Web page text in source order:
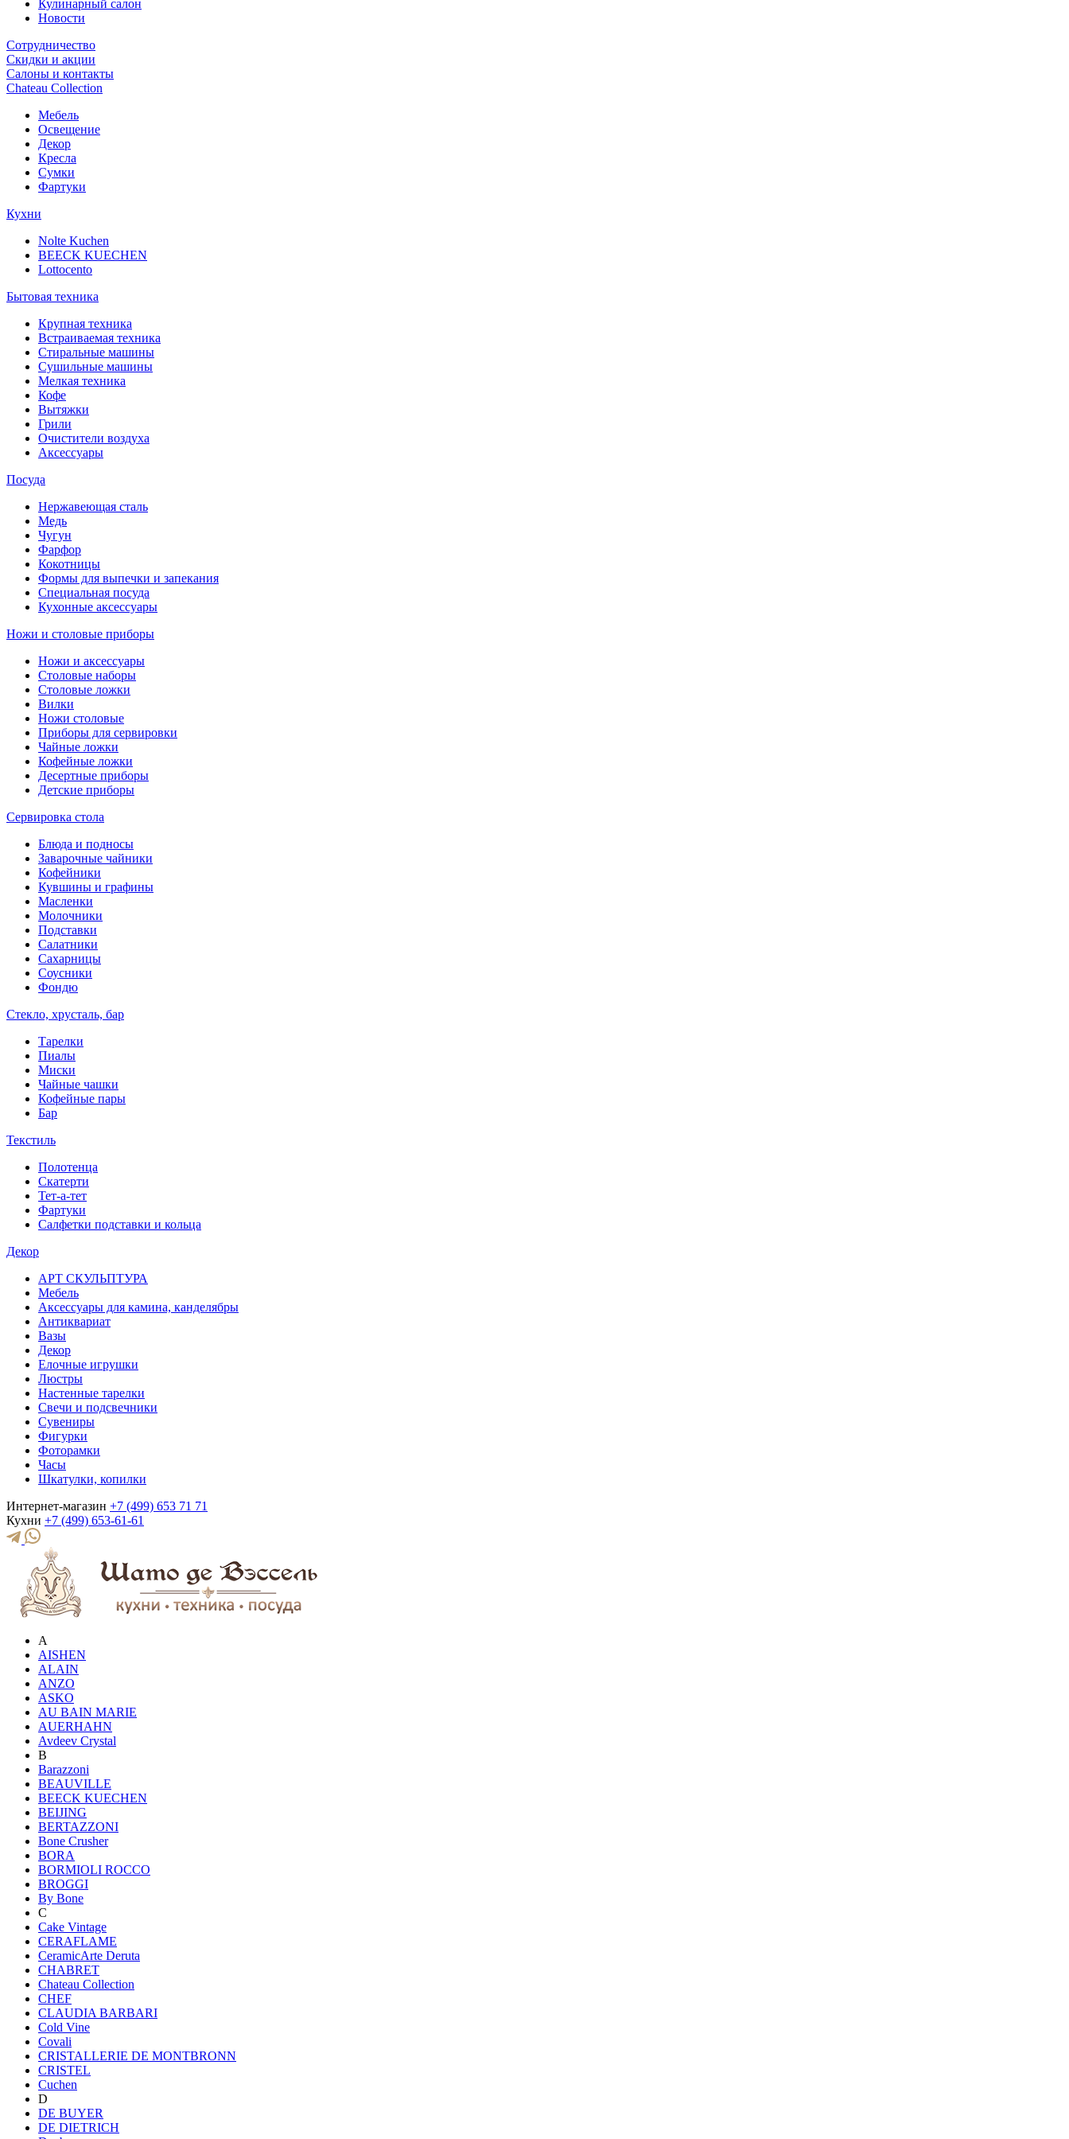
Кулинарный салон
Новости
Сотрудничество
Скидки и акции
Салоны и контакты
Chateau Collection
Мебель
Освещение
Декор
Кресла
Сумки
Фартуки
Кухни
Nolte Kuchen
BEECK KUECHEN
Lottocento
Бытовая техника
Крупная техника
Встраиваемая техника
Стиральные машины
Сушильные машины
Мелкая техника
Кофе
Вытяжки
Грили
Очистители воздуха
Аксессуары
Посуда
Нержавеющая сталь
Медь
Чугун
Фарфор
Кокотницы
Формы для выпечки и запекания
Специальная посуда
Кухонные аксессуары
Ножи и столовые приборы
Ножи и аксессуары
Столовые наборы
Столовые ложки
Вилки
Ножи столовые
Приборы для сервировки
Чайные ложки
Кофейные ложки
Десертные приборы
Детские приборы
Сервировка стола
Блюда и подносы
Заварочные чайники
Кофейники
Кувшины и графины
Масленки
Молочники
Подставки
Салатники
Сахарницы
Соусники
Фондю
Стекло, хрусталь, бар
Тарелки
Пиалы
Миски
Чайные чашки
Кофейные пары
Бар
Текстиль
Полотенца
Скатерти
Тет-а-тет
Фартуки
Салфетки подставки и кольца
Декор
АРТ СКУЛЬПТУРА
Мебель
Аксессуары для камина, канделябры
Антиквариат
Вазы
Декор
Елочные игрушки
Люстры
Настенные тарелки
Свечи и подсвечники
Сувениры
Фигурки
Фоторамки
Часы
Шкатулки, копилки
Интернет-магазин +7 (499) 653 71 71
Кухни +7 (499) 653-61-61
A
AISHEN
ALAIN
ANZO
ASKO
AU BAIN MARIE
AUERHAHN
Avdeev Crystal
B
Barazzoni
BEAUVILLE
BEECK KUECHEN
BEIJING
BERTAZZONI
Bone Crusher
BORA
BORMIOLI ROCCO
BROGGI
By Bone
C
Cake Vintage
CERAFLAME
CeramicArte Deruta
CHABRET
Chateau Collection
CHEF
CLAUDIA BARBARI
Cold Vine
Covali
CRISTALLERIE DE MONTBRONN
CRISTEL
Cuchen
D
DE BUYER
DE DIETRICH